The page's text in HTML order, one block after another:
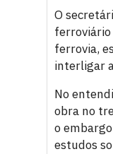
O
ferroviário
ferrovia,
interligar
No
obra no
o
estudos